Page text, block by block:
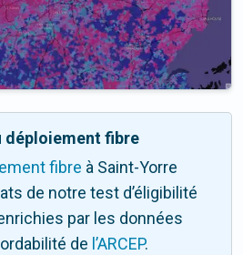
déploiement fibre
fibre à Saint-Yorre
de notre test d’éligibilité
par les données
de l’ARCEP.